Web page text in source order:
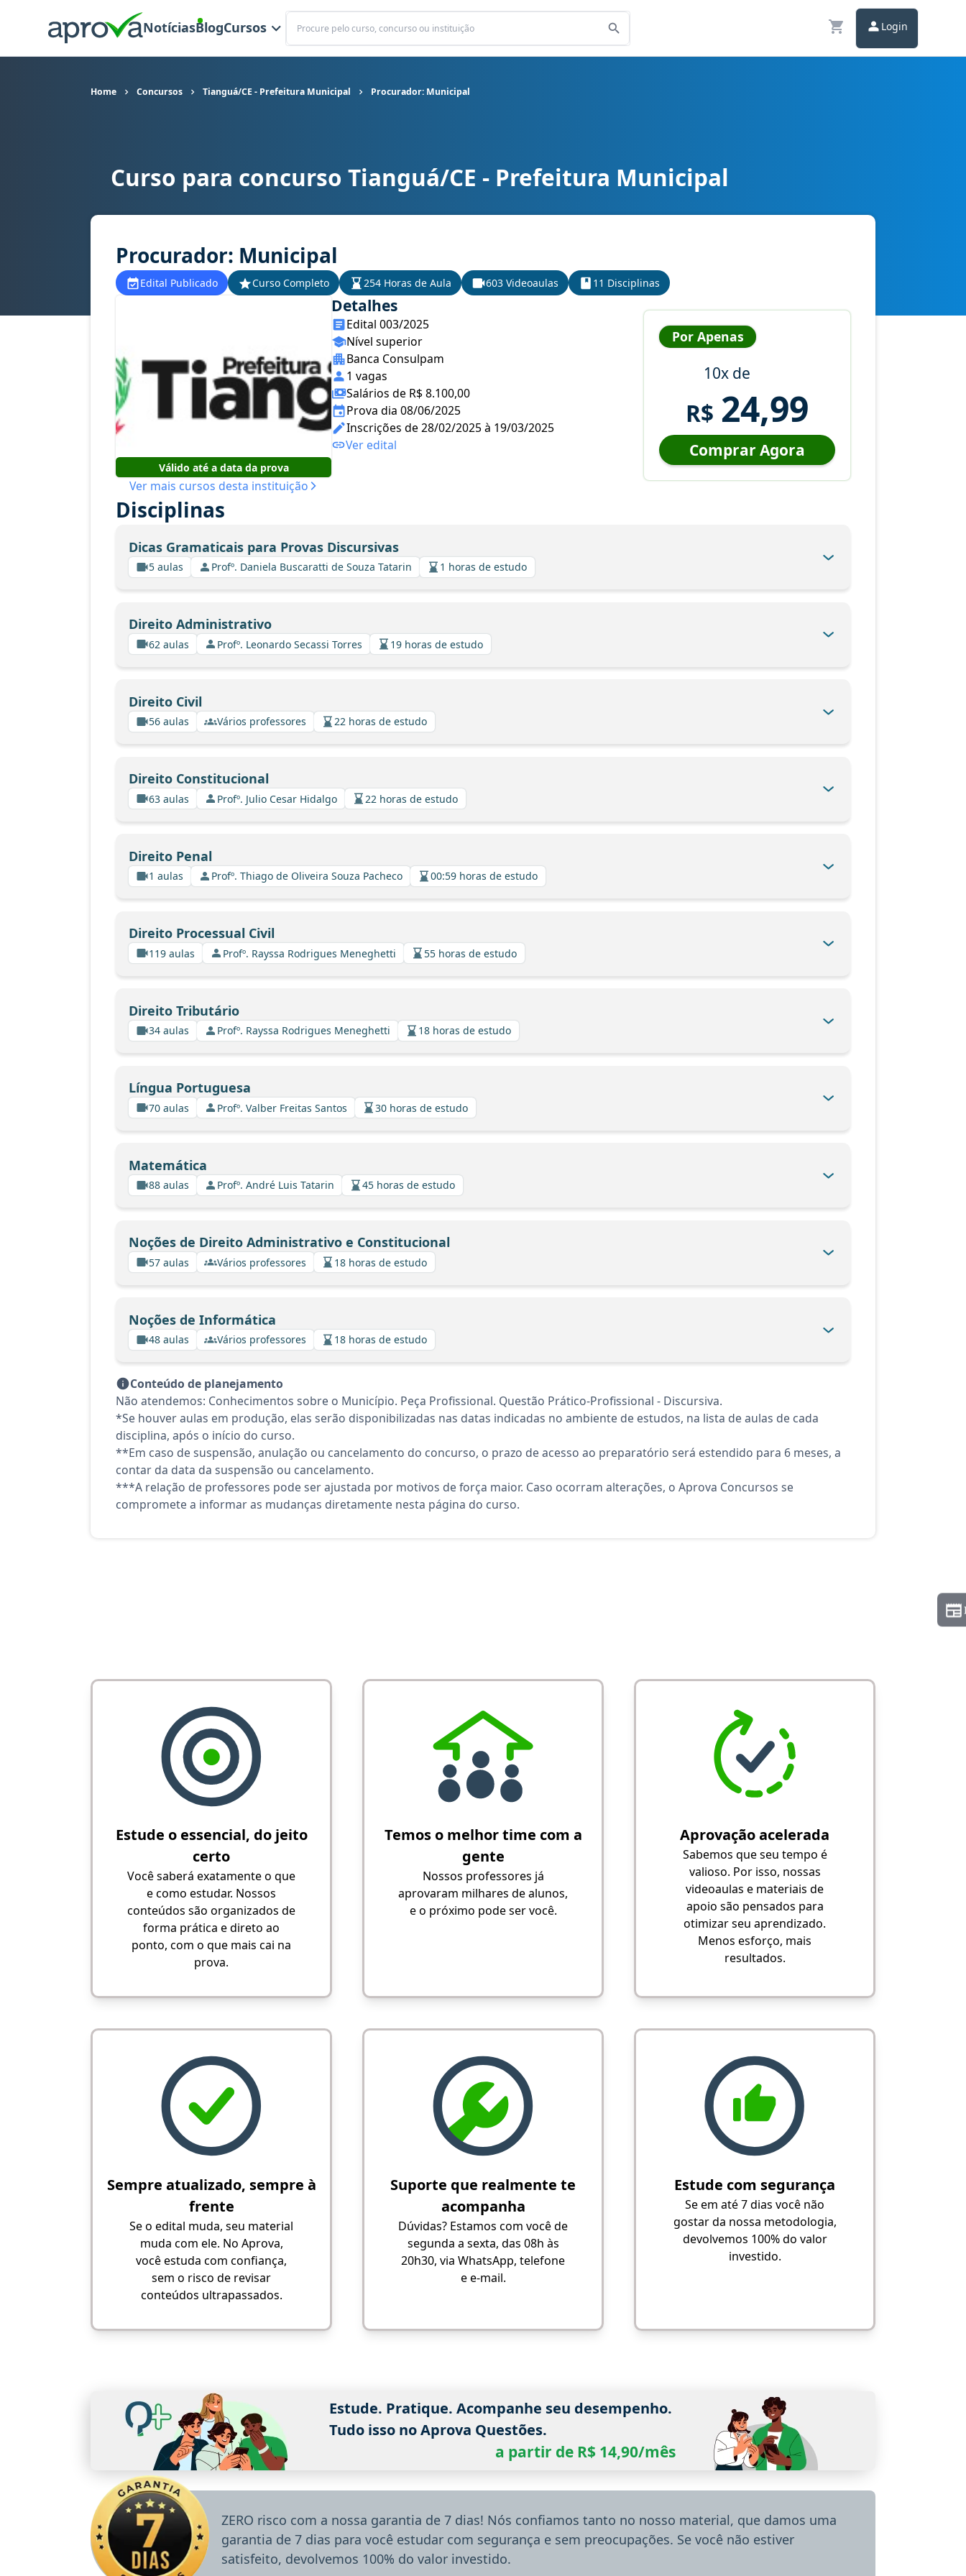
NotíciasBlogCursos
Buscar
Login
Home Concursos Tianguá/CE - Prefeitura Municipal Procurador: Municipal
Curso para concurso Tianguá/CE - Prefeitura Municipal cargo Procurador: Municipal
Curso para concurso Tianguá/CE - Prefeitura Municipal
Procurador: Municipal
Edital Publicado Curso Completo 254 Horas de Aula 603 Videoaulas 11 Disciplinas
Válido até a data da prova
Ver mais cursos desta instituição
Detalhes
Edital 003/2025
Nível superior
Banca Consulpam
1 vagas
Salários de R$ 8.100,00
Prova dia 08/06/2025
Inscrições de 28/02/2025 à 19/03/2025
Ver edital
Por Apenas
10x de
R$ 24,99
Comprar Agora
Disciplinas
Dicas Gramaticais para Provas Discursivas
5 aulas Profº. Daniela Buscaratti de Souza Tatarin 1 horas de estudo
Direito Administrativo
62 aulas Profº. Leonardo Secassi Torres 19 horas de estudo
Direito Civil
56 aulas Vários professores 22 horas de estudo
Direito Constitucional
63 aulas Profº. Julio Cesar Hidalgo 22 horas de estudo
Direito Penal
1 aulas Profº. Thiago de Oliveira Souza Pacheco 00:59 horas de estudo
Direito Processual Civil
119 aulas Profº. Rayssa Rodrigues Meneghetti 55 horas de estudo
Direito Tributário
34 aulas Profº. Rayssa Rodrigues Meneghetti 18 horas de estudo
Língua Portuguesa
70 aulas Profº. Valber Freitas Santos 30 horas de estudo
Matemática
88 aulas Profº. André Luis Tatarin 45 horas de estudo
Noções de Direito Administrativo e Constitucional
57 aulas Vários professores 18 horas de estudo
Noções de Informática
48 aulas Vários professores 18 horas de estudo
Conteúdo de planejamento
Não atendemos: Conhecimentos sobre o Município. Peça Profissional. Questão Prático-Profissional - Discursiva.
*Se houver aulas em produção, elas serão disponibilizadas nas datas indicadas no ambiente de estudos, na lista de aulas de cada
disciplina, após o início do curso.
**Em caso de suspensão, anulação ou cancelamento do concurso, o prazo de acesso ao preparatório será estendido para 6 meses, a
contar da data da suspensão ou cancelamento.
***A relação de professores pode ser ajustada por motivos de força maior. Caso ocorram alterações, o Aprova Concursos se
compromete a informar as mudanças diretamente nesta página do curso.
Estude o essencial, do jeito
certo
Você saberá exatamente o que
e como estudar. Nossos
conteúdos são organizados de
forma prática e direto ao
ponto, com o que mais cai na
prova.
Temos o melhor time com a
gente
Nossos professores já
aprovaram milhares de alunos,
e o próximo pode ser você.
Aprovação acelerada
Sabemos que seu tempo é
valioso. Por isso, nossas
videoaulas e materiais de
apoio são pensados para
otimizar seu aprendizado.
Menos esforço, mais
resultados.
Sempre atualizado, sempre à
frente
Se o edital muda, seu material
muda com ele. No Aprova,
você estuda com confiança,
sem o risco de revisar
conteúdos ultrapassados.
Suporte que realmente te
acompanha
Dúvidas? Estamos com você de
segunda a sexta, das 08h às
20h30, via WhatsApp, telefone
e e-mail.
Estude com segurança
Se em até 7 dias você não
gostar da nossa metodologia,
devolvemos 100% do valor
investido.
Estude. Pratique. Acompanhe seu desempenho.
Tudo isso no Aprova Questões.
a partir de R$ 14,90/mês
ZERO risco com a nossa garantia de 7 dias! Nós confiamos tanto no nosso material, que damos uma
garantia de 7 dias para você estudar com segurança e sem preocupações. Se você não estiver
satisfeito, devolvemos 100% do valor investido.